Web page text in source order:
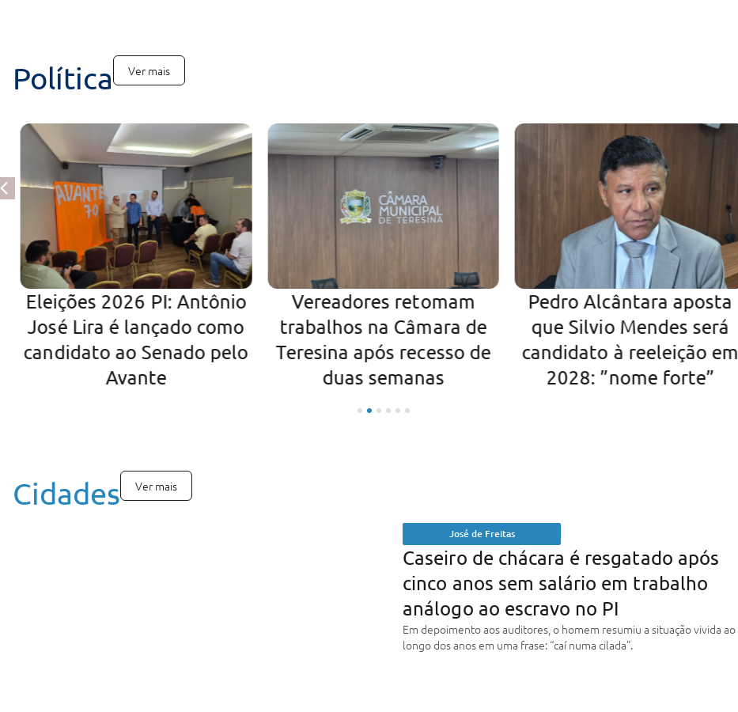
Política Ver mais
Eleições 2026 PI: Antônio
José Lira é lançado como
candidato ao Senado pelo
Avante
Vereadores retomam
trabalhos na Câmara de
Teresina após recesso de
duas semanas
Pedro Alcântara aposta
que Silvio Mendes será
candidato à reeleição em
2028: ”nome forte”
Cidades Ver mais
José de Freitas
Caseiro de chácara é resgatado após
cinco anos sem salário em trabalho
análogo ao escravo no PI
Em depoimento aos auditores, o homem resumiu a situação vivida ao
longo dos anos em uma frase: “caí numa cilada”.